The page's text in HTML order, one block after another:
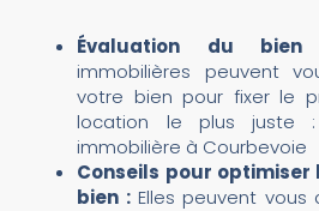
Évaluation du
immobilières peuvent
votre bien pour fixer le
location le plus juste :
immobilière à Courbevoie
Conseils pour
bien :Elles peuvent vous